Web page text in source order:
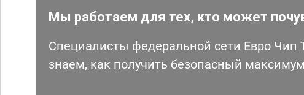
Мы работаем для тех, кто может
Специалисты федеральной сети Евро Чип
знаем, как получить безопасный